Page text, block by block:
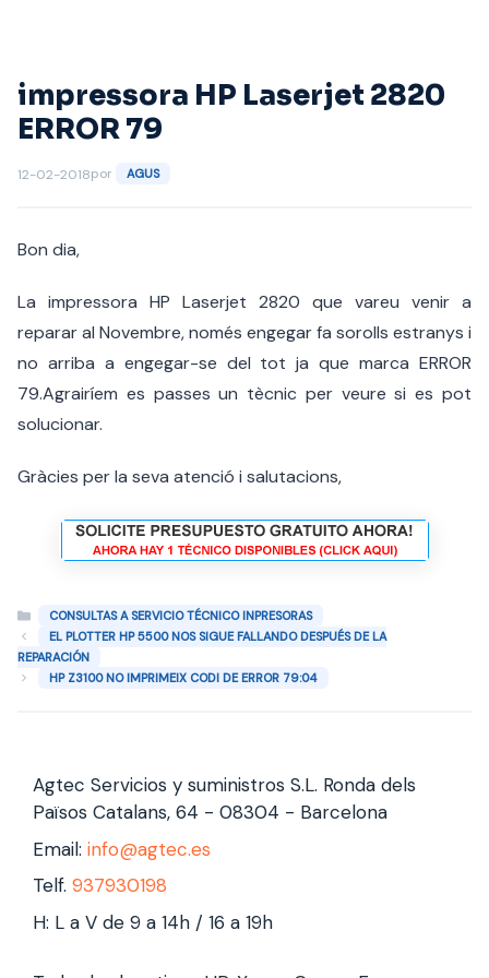
impressora HP Laserjet 2820
ERROR 79
12-02-2018por AGUS
Bon dia,
La impressora HP Laserjet 2820 que vareu venir a
reparar al Novembre, només engegar fa sorolls estranys i
no arriba a engegar-se del tot ja que marca ERROR
79.Agrairíem es passes un tècnic per veure si es pot
solucionar.
Gràcies per la seva atenció i salutacions,
Categorías
CONSULTAS A SERVICIO TÉCNICO INPRESORAS
EL PLOTTER HP 5500 NOS SIGUE FALLANDO DESPUÉS DE LA
REPARACIÓN
HP Z3100 NO IMPRIMEIX CODI DE ERROR 79:04
Agtec Servicios y suministros S.L. Ronda dels
Països Catalans, 64 - 08304 - Barcelona
Email: info@agtec.es
Telf. 937930198
H: L a V de 9 a 14h / 16 a 19h